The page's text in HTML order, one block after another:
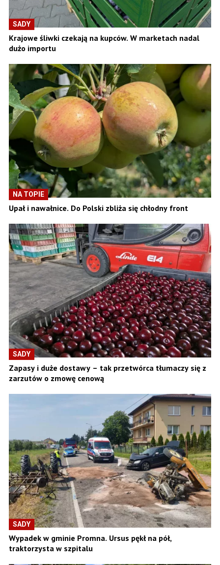
SADY
Krajowe śliwki czekają na kupców. W marketach nadal
dużo importu
NA TOPIE
Upał i nawałnice. Do Polski zbliża się chłodny front
SADY
Zapasy i duże dostawy – tak przetwórca tłumaczy się z
zarzutów o zmowę cenową
SADY
Wypadek w gminie Promna. Ursus pękł na pół,
traktorzysta w szpitalu